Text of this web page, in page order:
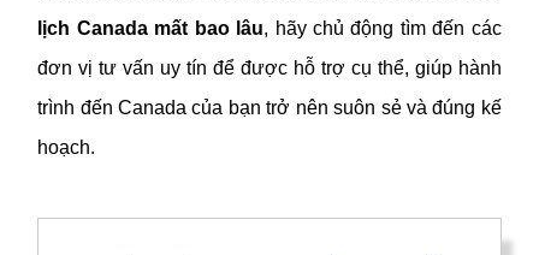
lịch Canada mất bao lâu, hãy chủ động tìm đến các
đơn vị tư vấn uy tín để được hỗ trợ cụ thể, giúp hành
trình đến Canada của bạn trở nên suôn sẻ và đúng kế
hoạch.